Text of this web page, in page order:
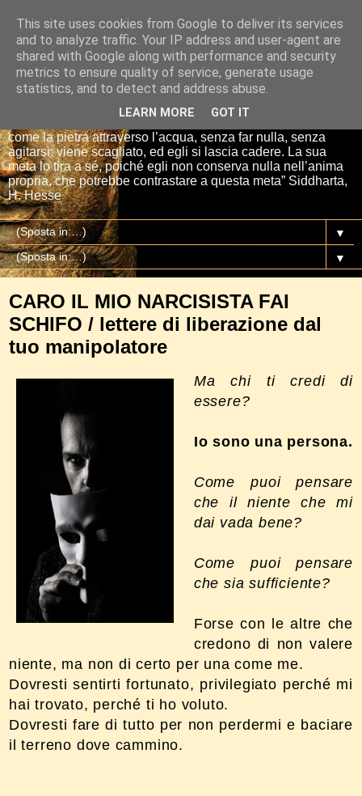
Io sono il mio Buddha
“Se tu getti una pietra nell’acqua, essa si affretta per la via
più breve fino al fondo. E così è Siddharta, quando ha una
meta, un proposito. Siddharta non fa nulla. Siddharta pensa,
come la pietra attraverso l’acqua, senza far nulla, senza
agitarsi: viene scagliato, ed egli si lascia cadere. La sua
meta lo tira a sé, poiché egli non conserva nulla nell’anima
propria, che potrebbe contrastare a questa meta” Siddharta,
H. Hesse
▼
▼
CARO IL MIO NARCISISTA FAI
SCHIFO / lettere di liberazione dal
tuo manipolatore
Ma chi ti credi di
essere?
Io sono una persona.
Come puoi pensare
che il niente che mi
dai vada bene?
Come puoi pensare
che sia sufficiente?
Forse con le altre che
credono di non valere
niente, ma non di certo per una come me.
Dovresti sentirti fortunato, privilegiato perché mi
hai trovato, perché ti ho voluto.
Dovresti fare di tutto per non perdermi e baciare
il terreno dove cammino.
This site uses cookies from Google to deliver its services
and to analyze traffic. Your IP address and user-agent are
shared with Google along with performance and security
metrics to ensure quality of service, generate usage
statistics, and to detect and address abuse.
LEARN MORE GOT IT